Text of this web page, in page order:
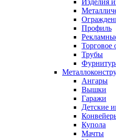
Профиль
Торговое
Трубы
Ангары
Вышки
Гаражи
Детские
Купола
Мачты